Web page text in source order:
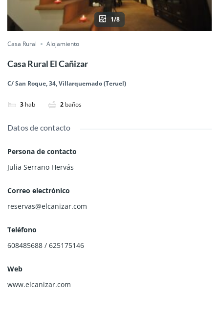
1/8
Casa Rural Alojamiento
Casa Rural El Cañizar
C/ San Roque, 34, Villarquemado (Teruel)
3 hab 2 baños
Datos de contacto
Persona de contacto
Julia Serrano Hervás
Correo electrónico
reservas@elcanizar.com
Teléfono
608485688 / 625175146
Web
www.elcanizar.com